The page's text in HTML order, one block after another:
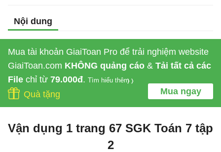
Nội dung
Mua tài khoản GiaiToan Pro để trải nghiệm website
GiaiToan.com KHÔNG quảng cáo & Tải tất cả các
File chỉ từ 79.000đ. Tìm hiểu thêm
Mua ngay
Quà tặng
Vận dụng 1 trang 67 SGK Toán 7 tập
2